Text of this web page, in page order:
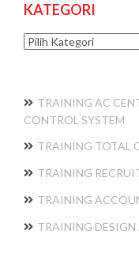
KATEGORI
Kategori
TRAINING AC
CONTROL SYSTEM
TRAINING TOTAL
TRAINING
TRAINING
TRAINING DESIGN